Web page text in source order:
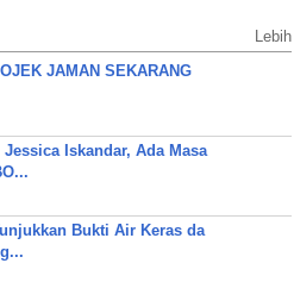
Lebih
JAMAN SEKARANG
Jessica Iskandar, Ada Masa
Bukti Air Keras da